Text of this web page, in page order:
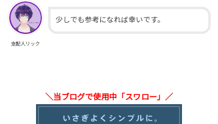
支配人リック
少しでも参考になれば幸いです。
＼当ブログで使用中「スワロー」／